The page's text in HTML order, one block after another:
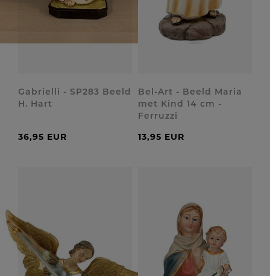
Gabrielli - SP283 Beeld
H. Hart
36,95 EUR
Bel-Art - Beeld Maria
met Kind 14 cm -
Ferruzzi
13,95 EUR